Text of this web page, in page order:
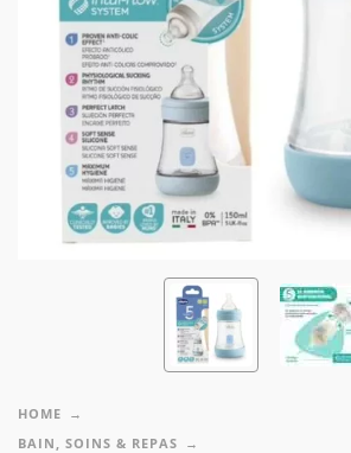
HOME
BAIN, SOINS & REPAS